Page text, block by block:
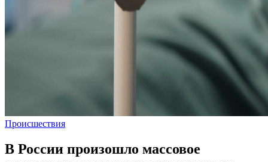
Происшествия
В России произошло массовое